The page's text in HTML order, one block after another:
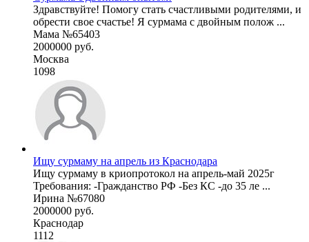
Здравствуйте! Помогу стать счастливыми родителями, и
обрести свое счастье! Я сурмама с двойным полож ...
Мама №65403
2000000 руб.
Москва
1098
Ищу сурмаму на апрель из Краснодара
Ищу сурмаму в криопротокол на апрель-май 2025г
Требования: -Гражданство РФ -Без КС -до 35 ле ...
Ирина №67080
2000000 руб.
Краснодар
1112